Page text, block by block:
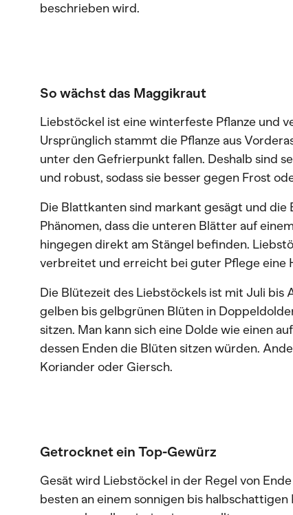
beschrieben wird.
So wächst das Maggikraut
Liebstöckel ist eine winterfeste Pflanze und
Ursprünglich stammt die Pflanze aus
unter den Gefrierpunkt fallen. Deshalb sind
und robust, sodass sie besser gegen Frost
Die Blattkanten sind markant gesägt und
Phänomen, dass die unteren Blätter auf
hingegen direkt am Stängel befinden.
verbreitet und erreicht bei guter Pflege eine
Die Blütezeit des Liebstöckels ist mit Juli bis
gelben bis gelbgrünen Blüten in
sitzen. Man kann sich eine Dolde wie einen
dessen Enden die Blüten sitzen würden.
Koriander oder Giersch.
Getrocknet ein Top-Gewürz
Gesät wird Liebstöckel in der Regel von
besten an einem sonnigen bis halbschattigen